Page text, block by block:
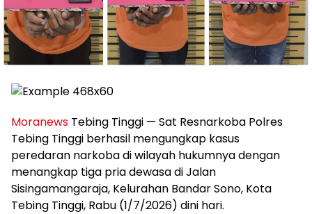
Moranews Tebing Tinggi — Sat Resnarkoba Polres
Tebing Tinggi berhasil mengungkap kasus
peredaran narkoba di wilayah hukumnya dengan
menangkap tiga pria dewasa di Jalan
Sisingamangaraja, Kelurahan Bandar Sono, Kota
Tebing Tinggi, Rabu (1/7/2026) dini hari.